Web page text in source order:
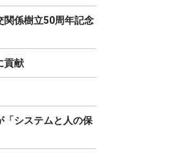
係樹立50周年記念
貢献
「システムと人の保